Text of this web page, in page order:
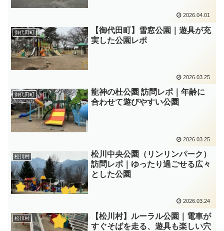
2026.04.01
御代田町
【御代田町】雪窓公園｜遊具が充
実した公園レポ
2026.03.25
御代田町
龍神の杜公園 訪問レポ｜年齢に
合わせて遊びやすい公園
2026.03.25
松川村
松川中央公園（リンリンパーク）
訪問レポ｜ゆったり過ごせる広々
とした公園
2026.03.24
松川村
【松川村】ルーラル公園｜電車が
すぐそばを走る、遊具も楽しい穴